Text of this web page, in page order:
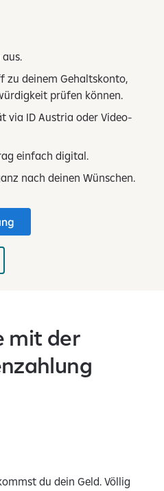
zu deinem Gehaltskonto,
prüfen können.
via ID Austria oder Video-
einfach digital.
nach deinen Wünschen.
mit der
du dein Geld. Völlig